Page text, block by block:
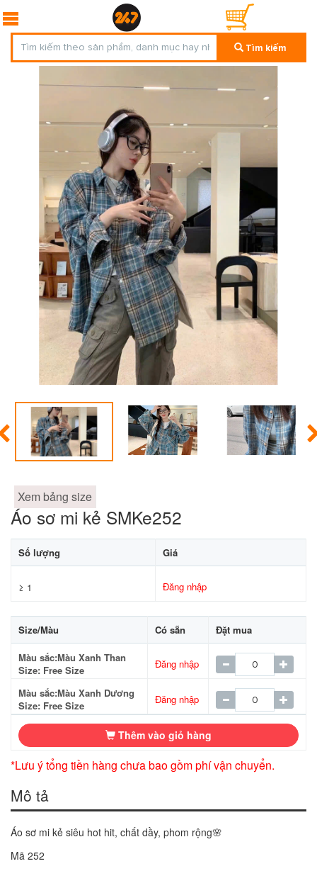
Tìm kiếm
Xem bảng size
Áo sơ mi kẻ SMKe252
Số lượng Giá
≥ 1 Đăng nhập
Size/Màu Có sẵn Đặt mua
Màu sắc:Màu Xanh Than
Size: Free Size
Đăng nhập
Màu sắc:Màu Xanh Dương
Size: Free Size
Đăng nhập
Thêm vào giỏ hàng
*Lưu ý tổng tiền hàng chưa bao gồm phí vận chuyển.
Mô tả
Áo sơ mi kẻ siêu hot hit, chất dầy, phom rộng🌸
Mã 252